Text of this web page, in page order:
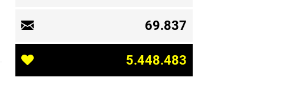
69.837
5.448.483